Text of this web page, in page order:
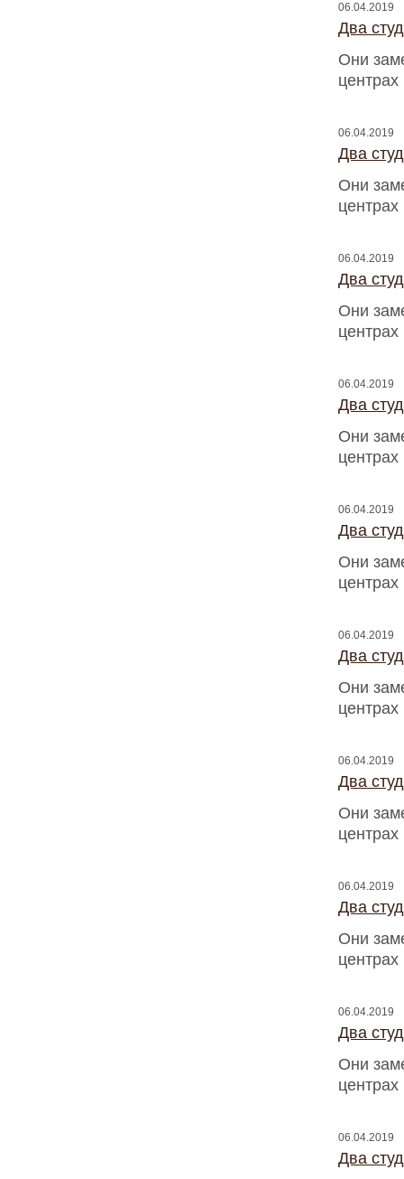
06.04.2019
Два
Они
центрах
06.04.2019
Два
Они
центрах
06.04.2019
Два
Они
центрах
06.04.2019
Два
Они
центрах
06.04.2019
Два
Они
центрах
06.04.2019
Два
Они
центрах
06.04.2019
Два
Они
центрах
06.04.2019
Два
Они
центрах
06.04.2019
Два
Они
центрах
06.04.2019
Два